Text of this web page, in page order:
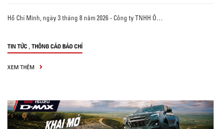
Hồ Chí Minh, ngày 3 tháng 8 năm 2026 - Công ty TNHH Ô…
TIN TỨC , THÔNG CÁO BÁO CHÍ
XEM THÊM